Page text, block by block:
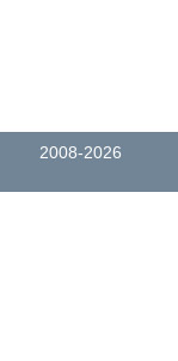
2008-2026